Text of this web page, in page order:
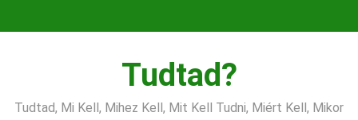
Tudtad?
Tudtad, Mi Kell, Mihez Kell, Mit Kell Tudni, Miért Kell, Mikor